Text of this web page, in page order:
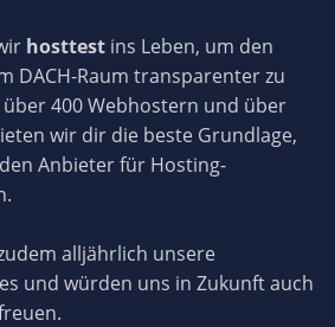
hosttest ins Leben, um den
DACH-Raum transparenter zu
400 Webhostern und über
wir dir die beste Grundlage,
Anbieter für Hosting-
alljährlich unsere
und würden uns in Zukunft auch